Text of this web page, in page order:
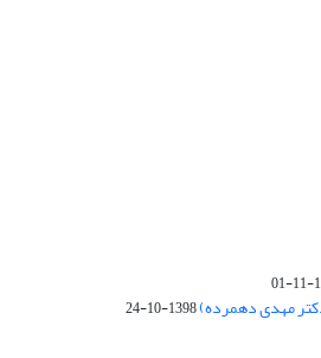
مهدی دهمرده)1398-10-24